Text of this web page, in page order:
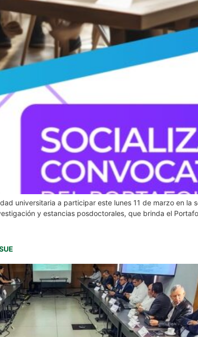
universitaria a participar este lunes 11 de marzo en la
y estancias posdoctorales, que brinda el